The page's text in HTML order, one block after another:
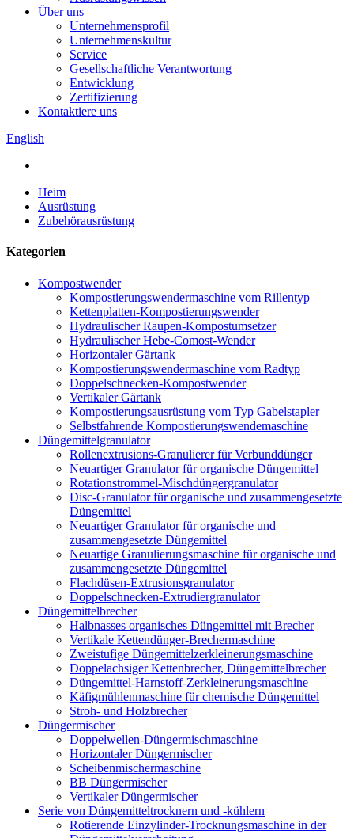
Über uns
Unternehmensprofil
Unternehmenskultur
Service
Gesellschaftliche Verantwortung
Entwicklung
Zertifizierung
Kontaktiere uns
English
Heim
Ausrüstung
Zubehörausrüstung
Kategorien
Kompostwender
Kompostierungswendermaschine vom Rillentyp
Kettenplatten-Kompostierungswender
Hydraulischer Raupen-Kompostumsetzer
Hydraulischer Hebe-Comost-Wender
Horizontaler Gärtank
Kompostierungswendermaschine vom Radtyp
Doppelschnecken-Kompostwender
Vertikaler Gärtank
Kompostierungsausrüstung vom Typ Gabelstapler
Selbstfahrende Kompostierungswendemaschine
Düngemittelgranulator
Rollenextrusions-Granulierer für Verbunddünger
Neuartiger Granulator für organische Düngemittel
Rotationstrommel-Mischdüngergranulator
Disc-Granulator für organische und zusammengesetzte
Düngemittel
Neuartiger Granulator für organische und
zusammengesetzte Düngemittel
Neuartige Granulierungsmaschine für organische und
zusammengesetzte Düngemittel
Flachdüsen-Extrusionsgranulator
Doppelschnecken-Extrudiergranulator
Düngemittelbrecher
Halbnasses organisches Düngemittel mit Brecher
Vertikale Kettendünger-Brechermaschine
Zweistufige Düngemittelzerkleinerungsmaschine
Doppelachsiger Kettenbrecher, Düngemittelbrecher
Düngemittel-Harnstoff-Zerkleinerungsmaschine
Käfigmühlenmaschine für chemische Düngemittel
Stroh- und Holzbrecher
Düngermischer
Doppelwellen-Düngermischmaschine
Horizontaler Düngermischer
Scheibenmischermaschine
BB Düngermischer
Vertikaler Düngermischer
Serie von Düngemitteltrocknern und -kühlern
Rotierende Einzylinder-Trocknungsmaschine in der